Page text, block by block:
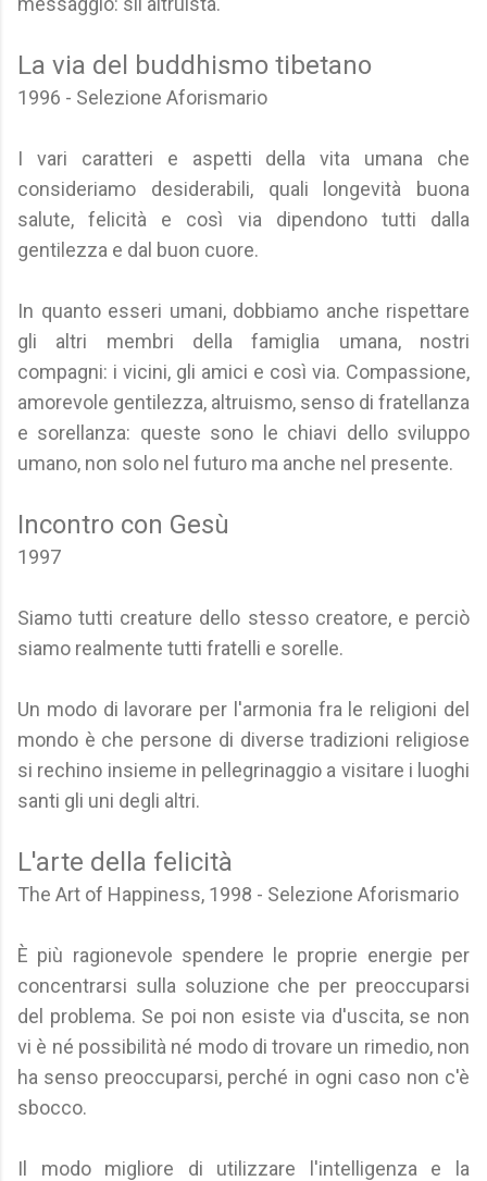
La via del buddhismo tibetano
1996 - Selezione Aforismario
I vari caratteri e aspetti della vita umana che
consideriamo desiderabili, quali longevità buona
salute, felicità e così via dipendono tutti dalla
gentilezza e dal buon cuore.
In quanto esseri umani, dobbiamo anche rispettare
gli altri membri della famiglia umana, nostri
compagni: i vicini, gli amici e così via. Compassione,
amorevole gentilezza, altruismo, senso di fratellanza
e sorellanza: queste sono le chiavi dello sviluppo
umano, non solo nel futuro ma anche nel presente.
Incontro con Gesù
1997
Siamo tutti creature dello stesso creatore, e perciò
siamo realmente tutti fratelli e sorelle.
Un modo di lavorare per l'armonia fra le religioni del
mondo è che persone di diverse tradizioni religiose
si rechino insieme in pellegrinaggio a visitare i luoghi
santi gli uni degli altri.
L'arte della felicità
The Art of Happiness, 1998 - Selezione Aforismario
È più ragionevole spendere le proprie energie per
concentrarsi sulla soluzione che per preoccuparsi
del problema. Se poi non esiste via d'uscita, se non
vi è né possibilità né modo di trovare un rimedio, non
ha senso preoccuparsi, perché in ogni caso non c'è
sbocco.
Il modo migliore di utilizzare l'intelligenza e la